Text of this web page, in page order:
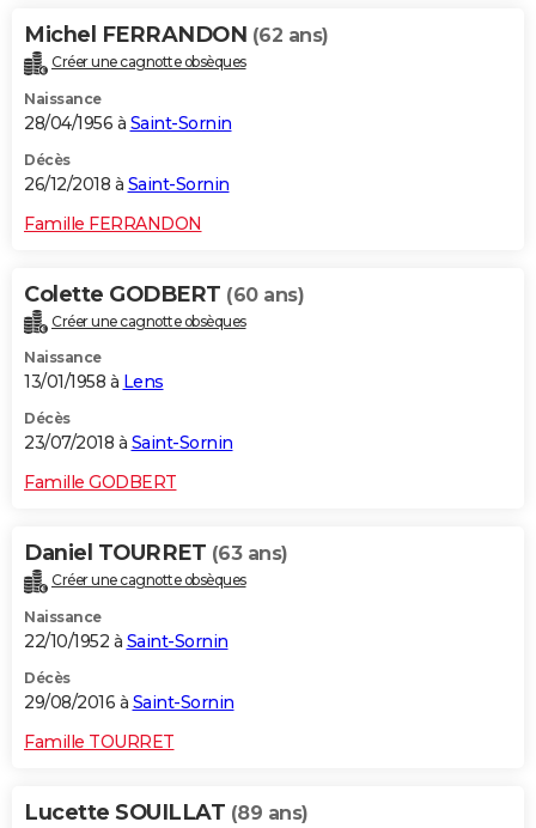
Michel FERRANDON (62 ans)
Créer une cagnotte obsèques
Naissance
28/04/1956 à Saint-Sornin
Décès
26/12/2018 à Saint-Sornin
Famille FERRANDON
Colette GODBERT (60 ans)
Créer une cagnotte obsèques
Naissance
13/01/1958 à Lens
Décès
23/07/2018 à Saint-Sornin
Famille GODBERT
Daniel TOURRET (63 ans)
Créer une cagnotte obsèques
Naissance
22/10/1952 à Saint-Sornin
Décès
29/08/2016 à Saint-Sornin
Famille TOURRET
Lucette SOUILLAT (89 ans)